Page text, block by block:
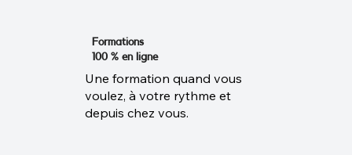
Formations
100 % en ligne
Une formation quand vous
voulez, à votre rythme et
depuis chez vous.